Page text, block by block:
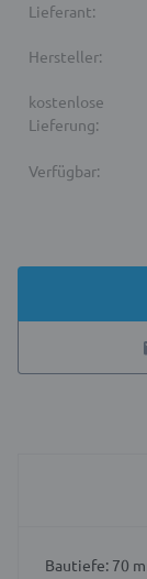
Lieferant:
Hersteller:
kostenlose
Lieferung:
Verfügbar:
Bautiefe: 70